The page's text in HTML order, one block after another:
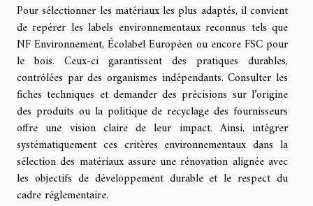
Pour sélectionner les matériaux les plus adaptés, il convient
de repérer les labels environnementaux reconnus tels que
NF Environnement, Écolabel Européen ou encore FSC pour
le bois. Ceux-ci garantissent des pratiques durables,
contrôlées par des organismes indépendants. Consulter les
fiches techniques et demander des précisions sur l’origine
des produits ou la politique de recyclage des fournisseurs
offre une vision claire de leur impact. Ainsi, intégrer
systématiquement ces critères environnementaux dans la
sélection des matériaux assure une rénovation alignée avec
les objectifs de développement durable et le respect du
cadre réglementaire.